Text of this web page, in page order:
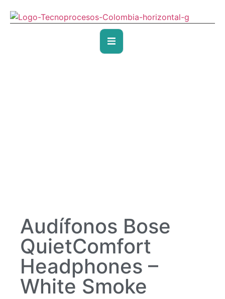
Audífonos Bose
QuietComfort
Headphones –
White Smoke